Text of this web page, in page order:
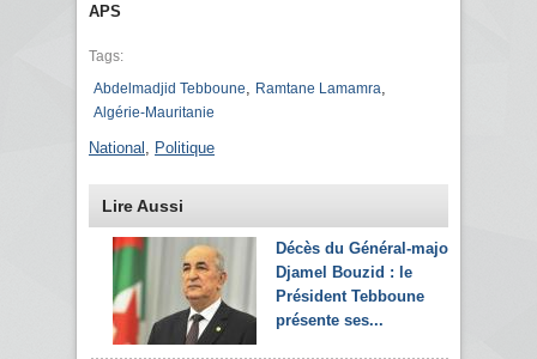
APS
Tags:
Abdelmadjid Tebboune
Ramtane Lamamra
Algérie-Mauritanie
National Politique
Lire Aussi
Décès du Général-major
Djamel Bouzid : le
Président Tebboune
présente ses...